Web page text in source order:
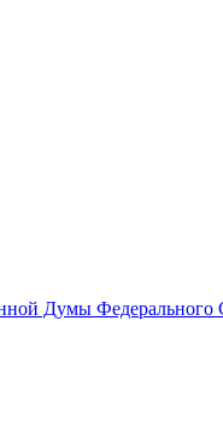
Думы Федерального